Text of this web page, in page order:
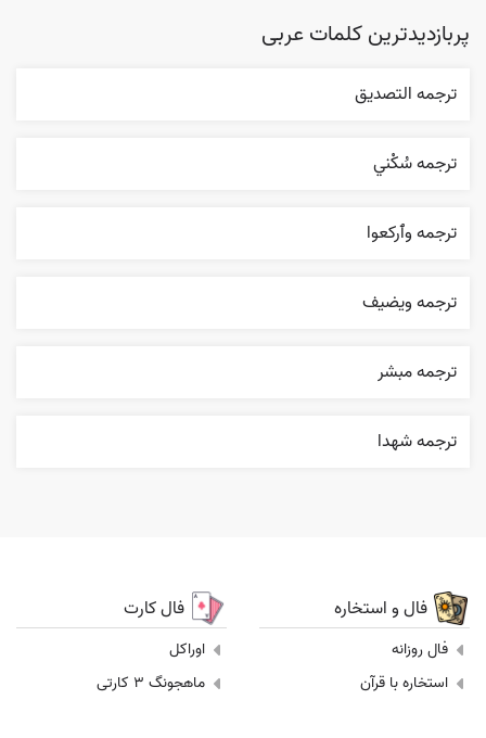
پربازدیدترین کلمات عربی
ترجمه التصديق
ترجمه سُکْني
ترجمه وٱرکعوا
ترجمه ويضيف
ترجمه مبشر
ترجمه شهدا
فال و استخاره
فال روزانه
استخاره با قرآن
فال کارت
اوراکل
ماهجونگ 3 کارتی